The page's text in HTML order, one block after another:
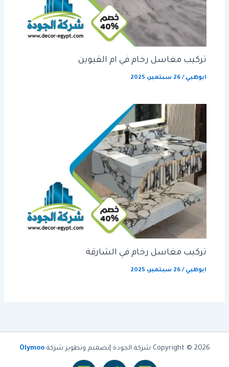
تركيب مغاسل رخام في ام القيوين
ابوظبي /26 سبتمبر، 2025
تركيب مغاسل رخام في الشارقة
ابوظبي /26 سبتمبر، 2025
Copyright © 2026 شركة الجودة |تصميم وتطوير شركة Olymoo